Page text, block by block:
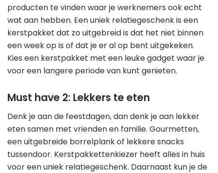
producten te vinden waar je werknemers ook echt
wat aan hebben. Een uniek relatiegeschenk is een
kerstpakket dat zo uitgebreid is dat het niet binnen
een week op is of dat je er al op bent uitgekeken.
Kies een kerstpakket met een leuke gadget waar je
voor een langere periode van kunt genieten.
Must have 2: Lekkers te eten
Denk je aan de feestdagen, dan denk je aan lekker
eten samen met vrienden en familie. Gourmetten,
een uitgebreide borrelplank of lekkere snacks
tussendoor. Kerstpakkettenkiezer heeft alles in huis
voor een uniek relatiegeschenk. Daarnaast kun je de